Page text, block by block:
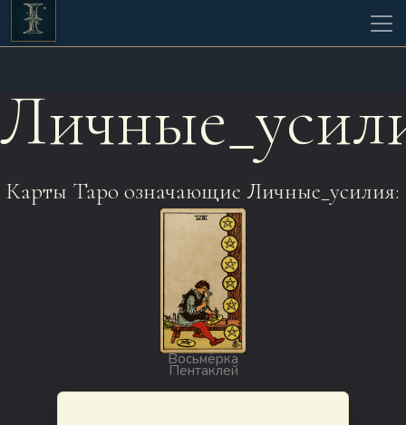
Карты Таро означающие Личные_усилия:
Восьмёрка
Пентаклей